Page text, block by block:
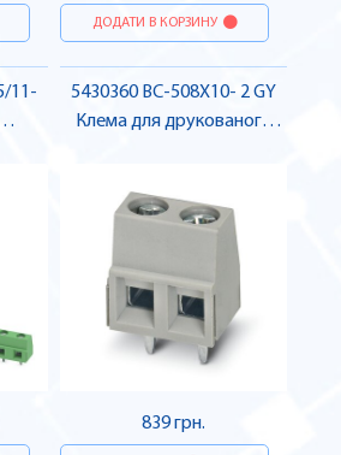
ДОДАТИ В КОРЗИНУ
11-
5430360 BC-508X10- 2 GY
Клема для друкованого
839 грн.